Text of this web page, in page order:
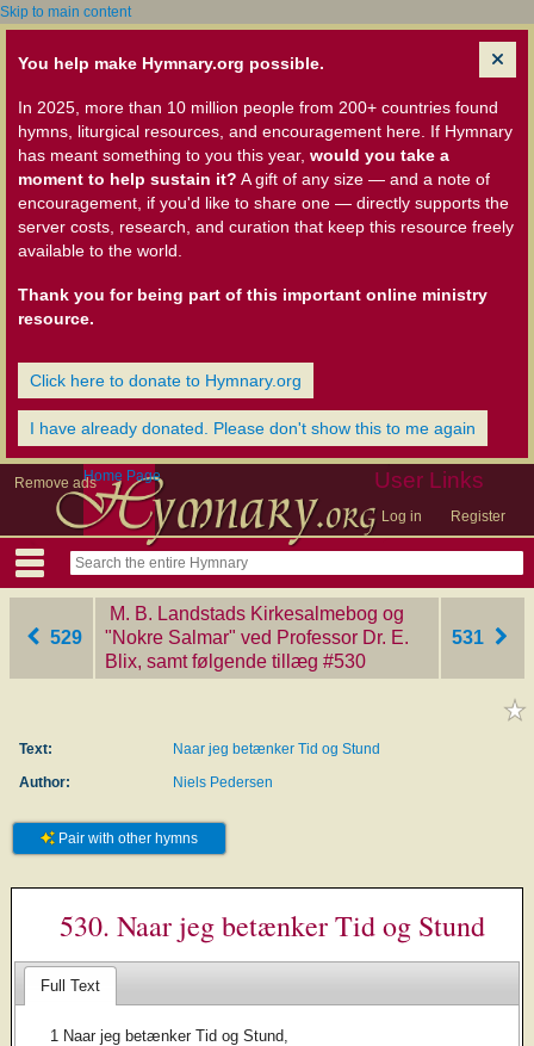
Skip to main content
You help make Hymnary.org possible.
In 2025, more than 10 million people from 200+ countries found
hymns, liturgical resources, and encouragement here. If Hymnary
has meant something to you this year, would you take a
moment to help sustain it? A gift of any size — and a note of
encouragement, if you'd like to share one — directly supports the
server costs, research, and curation that keep this resource freely
available to the world.
Thank you for being part of this important online ministry
resource.
Click here to donate to Hymnary.org
I have already donated. Please don't show this to me again
Remove ads User Links
Log in Register
Home Page
529
M. B. Landstads Kirkesalmebog og
"Nokre Salmar" ved Professor Dr. E.
Blix, samt følgende tillæg ‎#530
531
Text:
Naar jeg betænker Tid og Stund
Author:
Niels Pedersen
Pair with other hymns
530. Naar jeg betænker Tid og Stund
Full Text
1 Naar jeg betænker Tid og Stund,